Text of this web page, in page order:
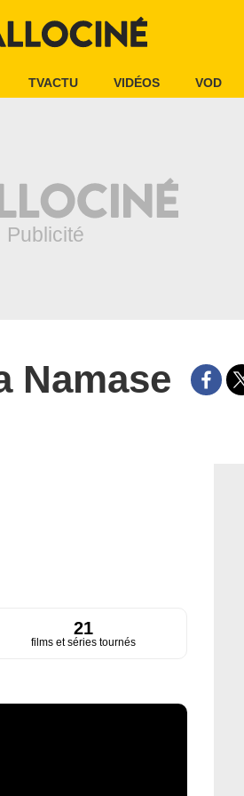
TVACTU VIDÉOS VOD
Namase
21
films et séries tournés